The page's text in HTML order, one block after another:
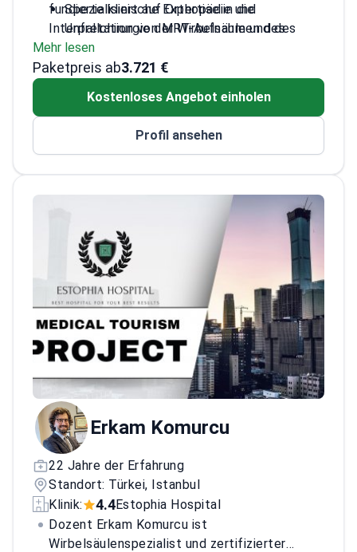
fundierte klinische Expertise in die
Interpretation von MRT-Aufnahmen des
Rückenmarks für die Knochen- und
Gelenkgesundheit ein.
Spezialisiert auf Orthopädie und
Unfallchirurgie der Wirbelsäule und des
Bewegungsapparates
Fokus auf Wirbelsäulengesundheit – nutzt
Identifizierung komplexer
Aktiver medizinischer Forscher – trägt zu
Experte für diagnostische Bildgebung bei
Sportverletzungen und degenerativen
Wirbelsäulenerkrankungen
Mehr lesen
Paketpreis ab3.721 €
Kostenloses Angebot einholen
Profil ansehen
Erkam Komurcu
22 Jahre der Erfahrung
Standort: Türkei, Istanbul
Klinik:
4.4Estophia Hospital
Dozent Erkam Komurcu ist
Wirbelsäulenspezialist und zertifizierter